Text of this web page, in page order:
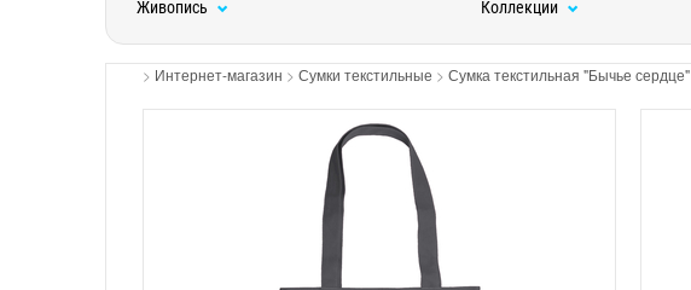
Живопись
Коллекции
> Интернет-магазин > Сумки текстильные > Сумка текстильная "Бычье сердце"